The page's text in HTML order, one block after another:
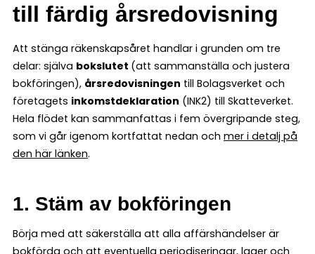
till färdig årsredovisning
Att stänga räkenskapsåret handlar i grunden om tre
delar: själva bokslutet (att sammanställa och justera
bokföringen), årsredovisningen till Bolagsverket och
företagets inkomstdeklaration (INK2) till Skatteverket.
Hela flödet kan sammanfattas i fem övergripande steg,
som vi går igenom kortfattat nedan och mer i detalj på
den här länken.
1. Stäm av bokföringen
Börja med att säkerställa att alla affärshändelser är
bokförda och att eventuella periodiseringar, lager och